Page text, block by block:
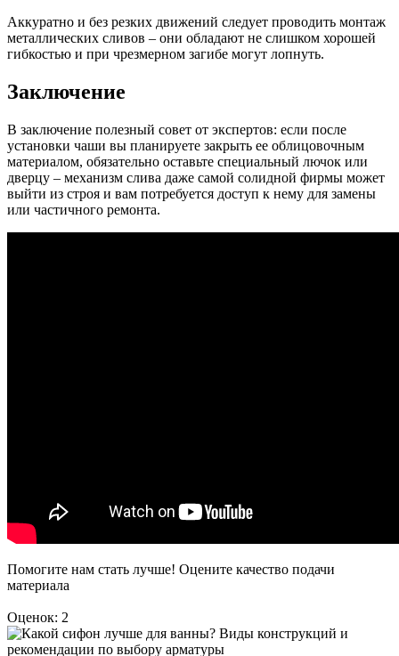
Аккуратно и без резких движений следует проводить монтаж
металлических сливов – они обладают не слишком хорошей
гибкостью и при чрезмерном загибе могут лопнуть.
Заключение
В заключение полезный совет от экспертов: если после
установки чаши вы планируете закрыть ее облицовочным
материалом, обязательно оставьте специальный лючок или
дверцу – механизм слива даже самой солидной фирмы может
выйти из строя и вам потребуется доступ к нему для замены
или частичного ремонта.
Помогите нам стать лучше! Оцените качество подачи
материала
Оценок: 2